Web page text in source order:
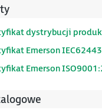
dystrybucji
Emerson
Emerson